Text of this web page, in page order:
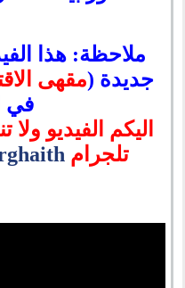
ملاحظة: هذا
جديدة (مقهى
في
اليكم الفيديو ولا
تلجرام